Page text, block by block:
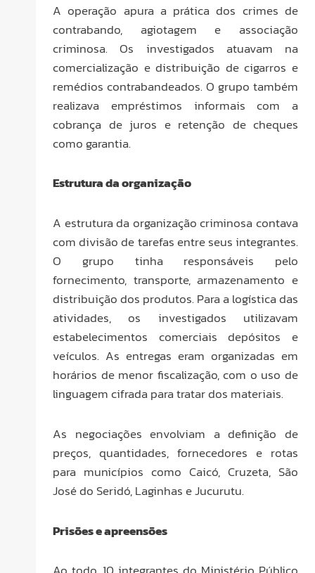
A operação apura a prática dos crimes de
contrabando, agiotagem e associação
criminosa. Os investigados atuavam na
comercialização e distribuição de cigarros e
remédios contrabandeados. O grupo também
realizava empréstimos informais com a
cobrança de juros e retenção de cheques
como garantia.
Estrutura da organização
A estrutura da organização criminosa contava
com divisão de tarefas entre seus integrantes.
O grupo tinha responsáveis pelo
fornecimento, transporte, armazenamento e
distribuição dos produtos. Para a logística das
atividades, os investigados utilizavam
estabelecimentos comerciais depósitos e
veículos. As entregas eram organizadas em
horários de menor fiscalização, com o uso de
linguagem cifrada para tratar dos materiais.
As negociações envolviam a definição de
preços, quantidades, fornecedores e rotas
para municípios como Caicó, Cruzeta, São
José do Seridó, Laginhas e Jucurutu.
Prisões e apreensões